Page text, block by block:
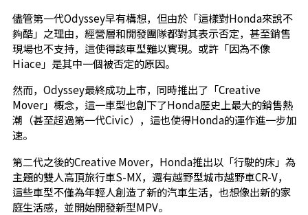
儘管第一代Odyssey早有構想，但由於「這樣對Honda來說不
夠酷」之理由，經營層和開發團隊都對其表示否定，甚至銷售
現場也不支持，這使得該車型難以實現。或許「因為不像
Hiace」是其中一個被否定的原因。
然而，Odyssey最終成功上市，同時推出了「Creative
Mover」概念，這一車型也創下了Honda歷史上最大的銷售熱
潮（甚至超過第一代Civic），這也使得Honda的運作進一步加
速。
第二代之後的Creative Mover，Honda推出以「行駛的床」為
主題的雙人高頂旅行車S-MX，還有越野型城市越野車CR-V，
這些車型不僅為年輕人創造了新的汽車生活，也想像出新的家
庭生活感，並開始開發新型MPV。